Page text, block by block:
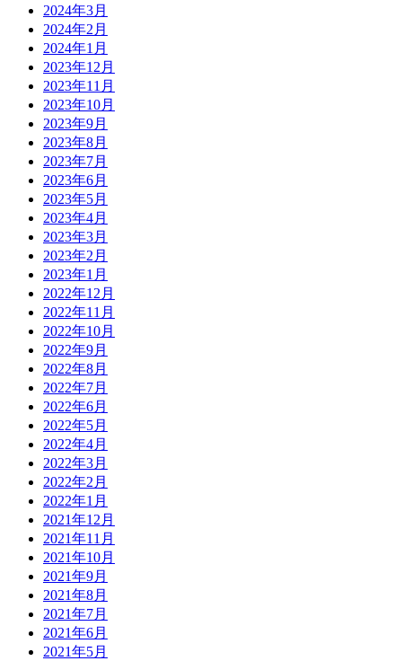
2024年3月
2024年2月
2024年1月
2023年12月
2023年11月
2023年10月
2023年9月
2023年8月
2023年7月
2023年6月
2023年5月
2023年4月
2023年3月
2023年2月
2023年1月
2022年12月
2022年11月
2022年10月
2022年9月
2022年8月
2022年7月
2022年6月
2022年5月
2022年4月
2022年3月
2022年2月
2022年1月
2021年12月
2021年11月
2021年10月
2021年9月
2021年8月
2021年7月
2021年6月
2021年5月